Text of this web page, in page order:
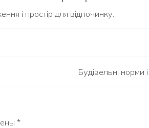
і простір для відпочинку.
Будівельні норми
*